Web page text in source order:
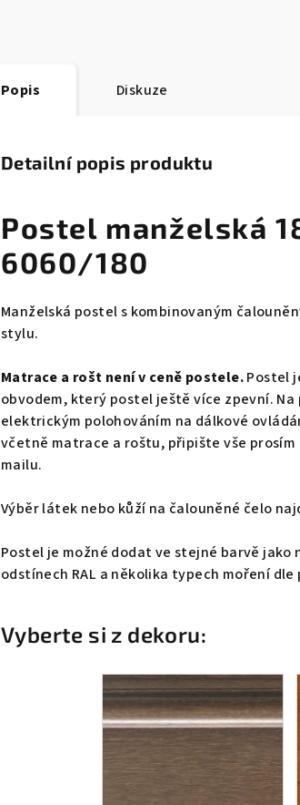
Popis Diskuze
Detailní popis produktu
Postel manželská
6060/180
Manželská postel s kombinovaným
stylu.
Matrace a rošt není v ceně postele.Postel
obvodem, který postel ještě více zpevní.
elektrickým polohováním na dálkové
včetně matrace a roštu, připište vše prosím
mailu.
Výběr látek nebo kůží na čalouněné čelo
Postel je možné dodat ve stejné barvě
odstínech RAL a několika typech moření
Vyberte si z dekoru: